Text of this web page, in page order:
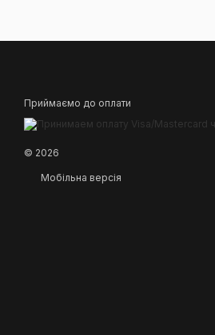
Приймаємо до оплати
© 2026
Мобільна версія